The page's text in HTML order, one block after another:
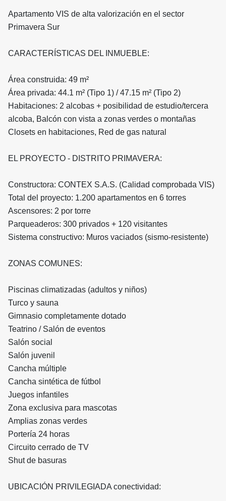
Apartamento VIS de alta valorización en el sector
Primavera Sur
CARACTERÍSTICAS DEL INMUEBLE:
Área construida: 49 m²
Área privada: 44.1 m² (Tipo 1) / 47.15 m² (Tipo 2)
Habitaciones: 2 alcobas + posibilidad de estudio/tercera
alcoba, Balcón con vista a zonas verdes o montañas
Closets en habitaciones, Red de gas natural
EL PROYECTO - DISTRITO PRIMAVERA:
Constructora: CONTEX S.A.S. (Calidad comprobada VIS)
Total del proyecto: 1.200 apartamentos en 6 torres
Ascensores: 2 por torre
Parqueaderos: 300 privados + 120 visitantes
Sistema constructivo: Muros vaciados (sismo-resistente)
ZONAS COMUNES:
Piscinas climatizadas (adultos y niños)
Turco y sauna
Gimnasio completamente dotado
Teatrino / Salón de eventos
Salón social
Salón juvenil
Cancha múltiple
Cancha sintética de fútbol
Juegos infantiles
Zona exclusiva para mascotas
Amplias zonas verdes
Portería 24 horas
Circuito cerrado de TV
Shut de basuras
UBICACIÓN PRIVILEGIADA conectividad: